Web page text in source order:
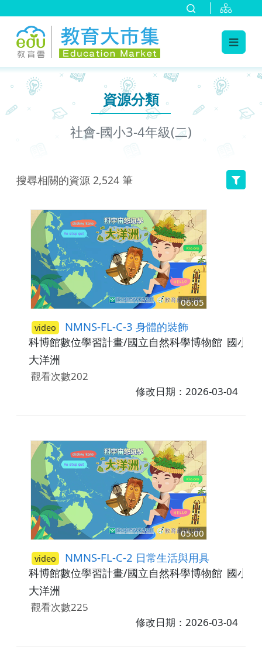
資源分類
社會-國小3-4年級(二)
搜尋相關的資源 2,524 筆
06:05
video NMNS-FL-C-3 身體的裝飾
科博館數位學習計畫/國立自然科學博物館 國小3-
大洋洲
觀看次數202
修改日期：2026-03-04
05:00
video NMNS-FL-C-2 日常生活與用具
科博館數位學習計畫/國立自然科學博物館 國小3-
大洋洲
觀看次數225
修改日期：2026-03-04